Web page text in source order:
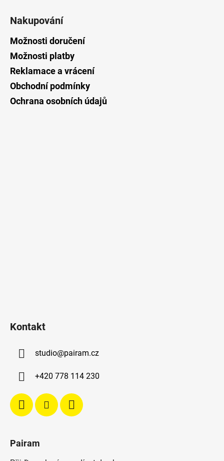
Nakupování
Možnosti doručení
Možnosti platby
Reklamace a vrácení
Obchodní podmínky
Ochrana osobních údajů
Kontakt
studio@pairam.cz
+420 778 114 230
Pairam